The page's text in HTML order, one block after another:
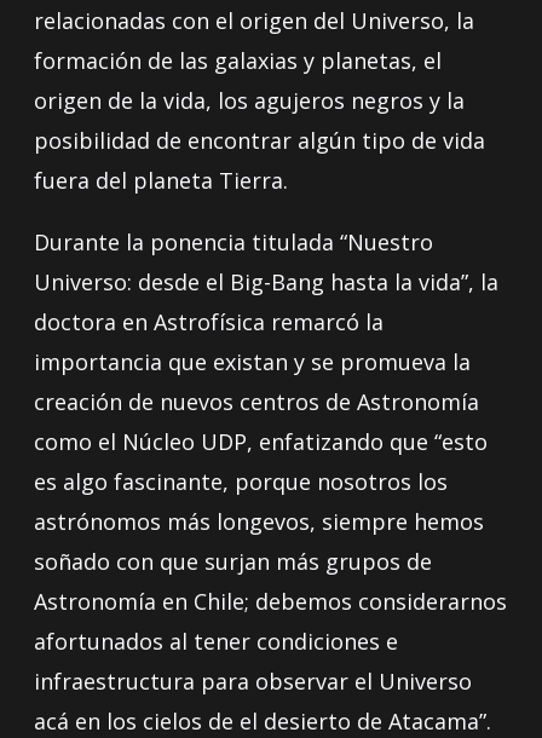
relacionadas con el origen del Universo, la
formación de las galaxias y planetas, el
origen de la vida, los agujeros negros y la
posibilidad de encontrar algún tipo de vida
fuera del planeta Tierra.
Durante la ponencia titulada “Nuestro
Universo: desde el Big-Bang hasta la vida”, la
doctora en Astrofísica remarcó la
importancia que existan y se promueva la
creación de nuevos centros de Astronomía
como el Núcleo UDP, enfatizando que “esto
es algo fascinante, porque nosotros los
astrónomos más longevos, siempre hemos
soñado con que surjan más grupos de
Astronomía en Chile; debemos considerarnos
afortunados al tener condiciones e
infraestructura para observar el Universo
acá en los cielos de el desierto de Atacama”.